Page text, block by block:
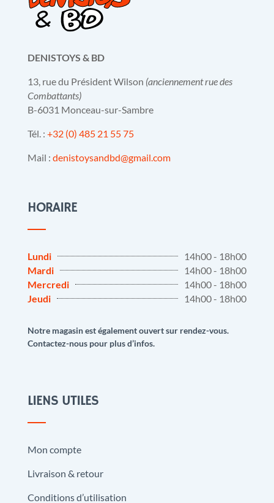
DENISTOYS & BD
13, rue du Président Wilson (anciennement rue des
Combattants)
B-6031 Monceau-sur-Sambre
Tél. : +32 (0) 485 21 55 75
Mail : denistoysandbd@gmail.com
HORAIRE
Lundi
14h00 - 18h00
Mardi
14h00 - 18h00
Mercredi
14h00 - 18h00
Jeudi
14h00 - 18h00
Notre magasin est également ouvert sur rendez-vous.
Contactez-nous pour plus d’infos.
LIENS UTILES
Mon compte
Livraison & retour
Conditions d’utilisation